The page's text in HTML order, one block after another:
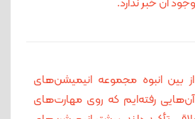
آن خبر ندارد.
بین انبوه مجموعه انیمیشن‌های
رفته‌ایم که روی مهارت‌های